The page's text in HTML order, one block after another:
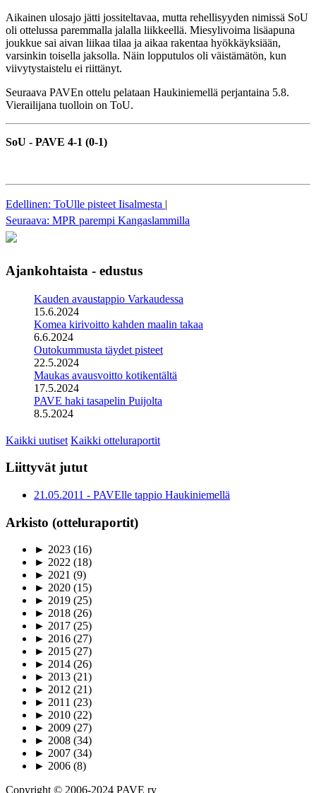
Aikainen ulosajo jätti jossiteltavaa, mutta rehellisyyden nimissä SoU
oli ottelussa paremmalla jalalla liikkeellä. Miesylivoima lisäapuna
joukkue sai aivan liikaa tilaa ja aikaa rakentaa hyökkäyksiään,
varsinkin toisella jaksolla. Näin lopputulos oli väistämätön, kun
viivytystaistelu ei riittänyt.
Seuraava PAVEn ottelu pelataan Haukiniemellä perjantaina 5.8.
Vierailijana tuolloin on ToU.
SoU - PAVE 4-1 (0-1)
Edellinen: ToUlle pisteet Iisalmesta |
Seuraava: MPR parempi Kangaslammilla
Ajankohtaista - edustus
Kauden avaustappio Varkaudessa
15.6.2024
Komea kirivoitto kahden maalin takaa
6.6.2024
Outokummusta täydet pisteet
22.5.2024
Maukas avausvoitto kotikentältä
17.5.2024
PAVE haki tasapelin Puijolta
8.5.2024
Kaikki uutiset Kaikki otteluraportit
Liittyvät jutut
21.05.2011 - PAVElle tappio Haukiniemellä
Arkisto (otteluraportit)
► 2023 (16)
► 2022 (18)
► 2021 (9)
► 2020 (15)
► 2019 (25)
► 2018 (26)
► 2017 (25)
► 2016 (27)
► 2015 (27)
► 2014 (26)
► 2013 (21)
► 2012 (21)
► 2011 (23)
► 2010 (22)
► 2009 (27)
► 2008 (34)
► 2007 (34)
► 2006 (8)
Copyright © 2006-2024 PAVE ry